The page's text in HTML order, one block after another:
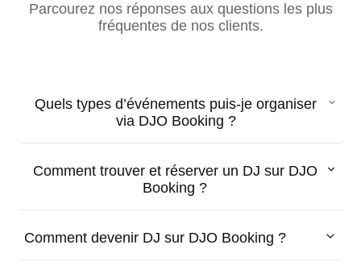
Parcourez nos réponses aux questions les plus
fréquentes de nos clients.
Quels types d’événements puis-je organiser
via DJO Booking ?
Comment trouver et réserver un DJ sur DJO
Booking ?
Comment devenir DJ sur DJO Booking ?